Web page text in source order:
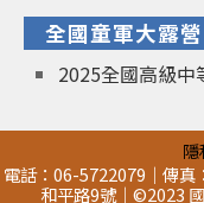
全國童軍大露營
2025全國高級中
電話：06-5722079｜傳
和平路9號｜©2023